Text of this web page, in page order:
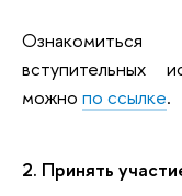
вступительных
можно по ссылке.
2. Принять